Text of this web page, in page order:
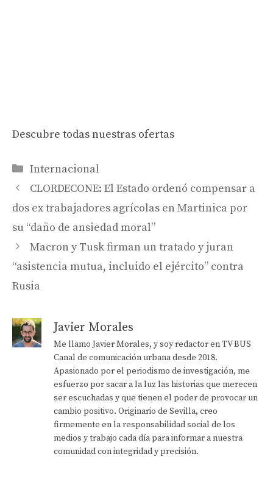
Descubre todas nuestras ofertas
Categorías
Internacional
CLORDECONE: El Estado ordenó compensar a
dos ex trabajadores agrícolas en Martinica por
su “daño de ansiedad moral”
Macron y Tusk firman un tratado y juran
“asistencia mutua, incluido el ejército” contra
Rusia
Javier Morales
Me llamo Javier Morales, y soy redactor en TV BUS
Canal de comunicación urbana desde 2018.
Apasionado por el periodismo de investigación, me
esfuerzo por sacar a la luz las historias que merecen
ser escuchadas y que tienen el poder de provocar un
cambio positivo. Originario de Sevilla, creo
firmemente en la responsabilidad social de los
medios y trabajo cada día para informar a nuestra
comunidad con integridad y precisión.